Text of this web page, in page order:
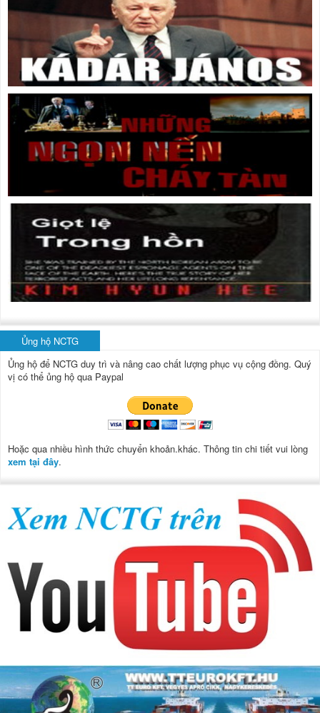
Ủng hộ NCTG
Ủng hộ để NCTG duy trì và nâng cao chất lượng phục vụ cộng đồng. Quý
vị có thể ủng hộ qua Paypal
Hoặc qua nhiều hình thức chuyển khoản.khác. Thông tin chi tiết vui lòng
xem tại đây.